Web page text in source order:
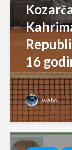
16
svabo